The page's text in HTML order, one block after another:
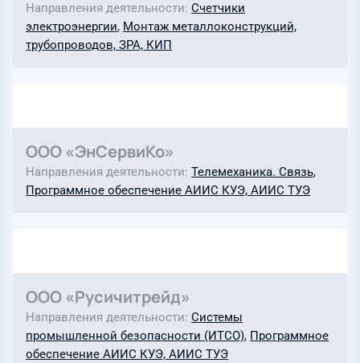
Направления деятельности Счетчики
электроэнергии, Монтаж металлоконструкций,
трубопроводов, ЗРА, КИП
ООО «ЭнСервиКо»
Направления деятельности Телемеханика. Связь,
Программное обеспечение АИИС КУЭ, АИИС ТУЭ
ООО «Русичитрейд»
Направления деятельности Системы
промышленной безопасности (ИТСО), Программное
обеспечение АИИС КУЭ, АИИС ТУЭ